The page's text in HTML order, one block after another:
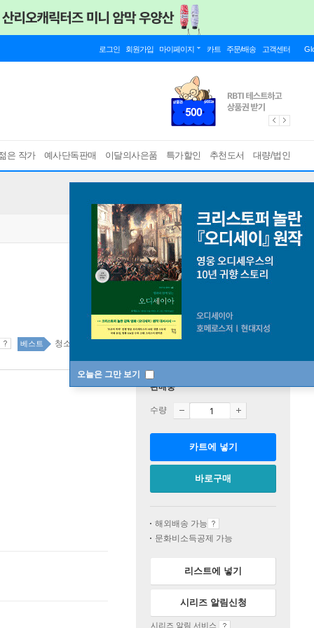
로그인 회원가입 마이페이지 카트 주문/배송 고객센터
은 작가 예사단독판매 이달의사은품 특가할인 추천도서 대량/법인
오늘은 그만 보기
베스트 청소년 14위
판매중
수량
카트에 넣기
바로구매
해외배송 가능
문화비소득공제 가능
리스트에 넣기
시리즈 알림신청
시리즈 알림 서비스